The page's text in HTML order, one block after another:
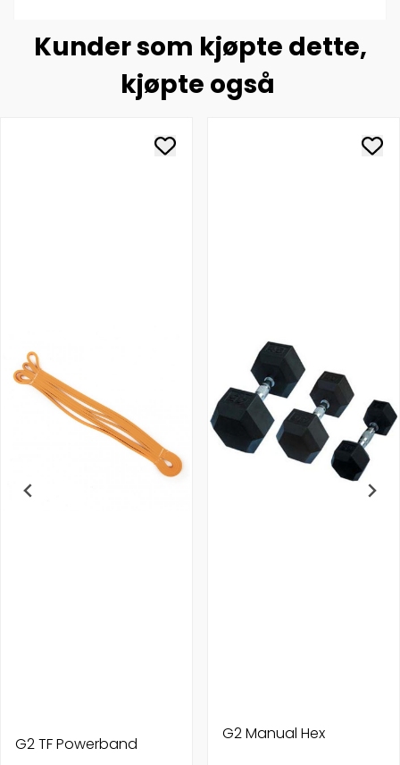
Kunder som kjøpte dette,
kjøpte også
G2 TF Powerband
G2 Manual Hex